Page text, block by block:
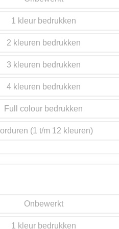
1
2
3
4
Full colour
Onbewerkt
1